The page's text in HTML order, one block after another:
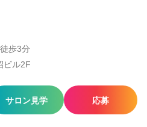
歩3分
ビル2F
サロン見学 応募